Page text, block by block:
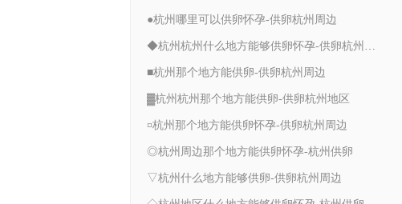
●杭州哪里可以供卵怀孕-供卵杭州周边
◆杭州杭州什么地方能够供卵怀孕-供卵杭州地区
■杭州那个地方能供卵-供卵杭州周边
▓杭州杭州那个地方能供卵-供卵杭州地区
¤杭州那个地方能供卵怀孕-供卵杭州周边
◎杭州周边那个地方能供卵怀孕-杭州供卵
▽杭州什么地方能够供卵-供卵杭州周边